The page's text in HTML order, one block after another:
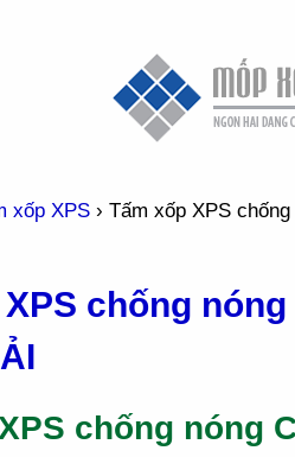
xốp XPS› Tấm xốp XPS
chống
chống nóng